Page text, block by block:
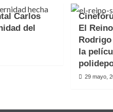
Carlos
del
El
la
29 mayo,